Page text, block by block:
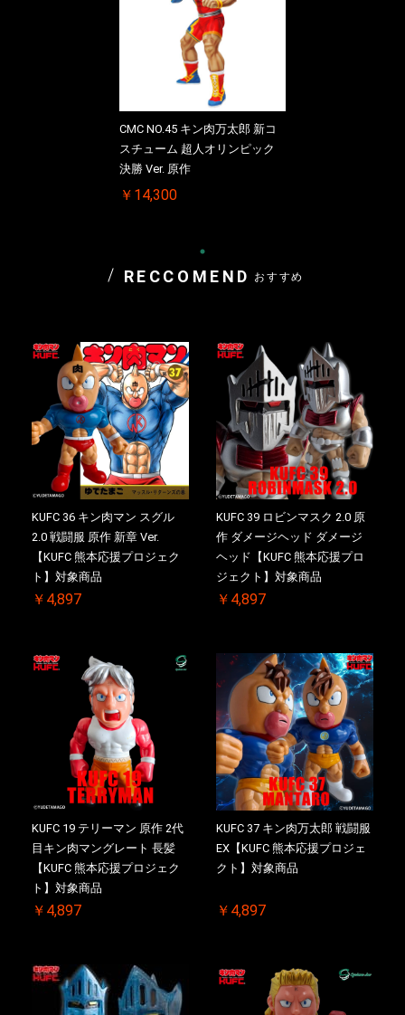
CMC NO.45 キン肉万太郎 新コ
スチューム 超人オリンピック
決勝 Ver. 原作
￥14,300
RECCOMEND おすすめ
KUFC 36 キン肉マン スグル
2.0 戦闘服 原作 新章 Ver.
【KUFC 熊本応援プロジェク
ト】対象商品
￥4,897
KUFC 39 ロビンマスク 2.0 原
作 ダメージヘッド ダメージ
ヘッド【KUFC 熊本応援プロ
ジェクト】対象商品
￥4,897
KUFC 19 テリーマン 原作 2代
目キン肉マングレート 長髪
【KUFC 熊本応援プロジェク
ト】対象商品
￥4,897
KUFC 37 キン肉万太郎 戦闘服
EX【KUFC 熊本応援プロジェ
クト】対象商品
￥4,897